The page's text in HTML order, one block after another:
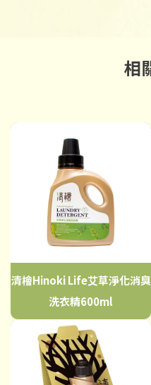
清檜Hinoki Life艾草淨化消臭
洗衣精600ml